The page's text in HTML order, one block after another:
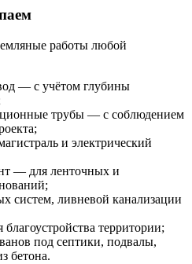
работы любой
— с учётом глубины
трубы — с соблюдением
и электрический
— для ленточных и
систем, ливневой канализации
территории;
под септики, подвалы,
бетона.